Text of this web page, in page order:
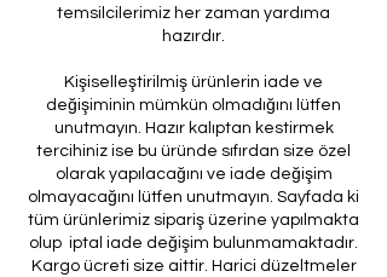
temsilcilerimiz her zaman yardıma
hazırdır.
Kişiselleştirilmiş ürünlerin iade ve
değişiminin mümkün olmadığını lütfen
unutmayın. Hazır kalıptan kestirmek
tercihiniz ise bu üründe sıfırdan size özel
olarak yapılacağını ve iade değişim
olmayacağını lütfen unutmayın. Sayfada ki
tüm ürünlerimiz sipariş üzerine yapılmakta
olup iptal iade değişim bulunmamaktadır.
Kargo ücreti size aittir. Harici düzeltmeler